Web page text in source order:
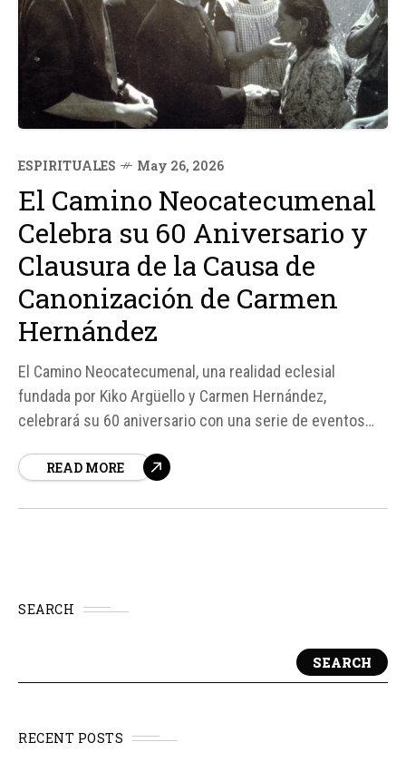
ESPIRITUALES May 26, 2026
El Camino Neocatecumenal
Celebra su 60 Aniversario y
Clausura de la Causa de
Canonización de Carmen
Hernández
El Camino Neocatecumenal, una realidad eclesial
fundada por Kiko Argüello y Carmen Hernández,
celebrará su 60 aniversario con una serie de eventos
Neocatecumenal, el sábado 30 de mayo, el Arzobispo de
READ MORE
SEARCH
SEARCH
RECENT POSTS